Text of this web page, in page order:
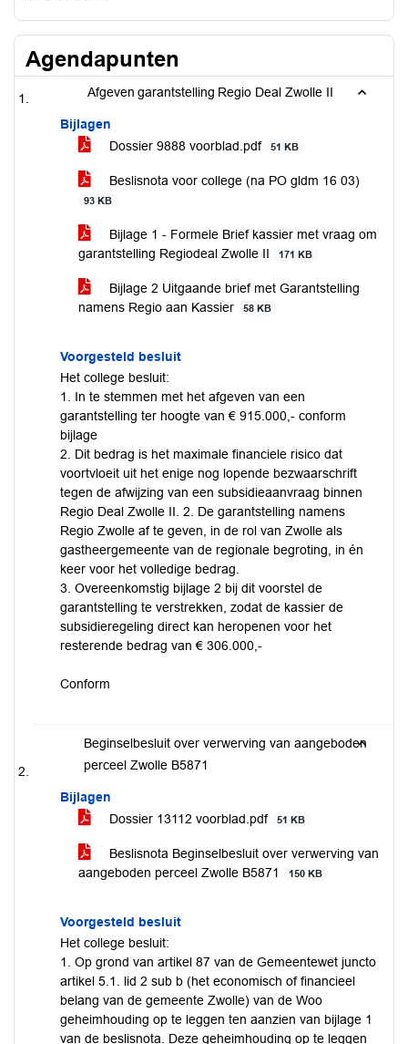
Agendapunten
Afgeven garantstelling Regio Deal Zwolle II
Bijlagen
Dossier 9888 voorblad.pdf
51 KB
Beslisnota voor college (na PO gldm 16 03)
93 KB
Bijlage 1 - Formele Brief kassier met vraag om
garantstelling Regiodeal Zwolle II
171 KB
Bijlage 2 Uitgaande brief met Garantstelling
namens Regio aan Kassier
58 KB
Voorgesteld besluit
Het college besluit:
1. In te stemmen met het afgeven van een
garantstelling ter hoogte van € 915.000,- conform
bijlage
2. Dit bedrag is het maximale financiele risico dat
voortvloeit uit het enige nog lopende bezwaarschrift
tegen de afwijzing van een subsidieaanvraag binnen
Regio Deal Zwolle II. 2. De garantstelling namens
Regio Zwolle af te geven, in de rol van Zwolle als
gastheergemeente van de regionale begroting, in én
keer voor het volledige bedrag.
3. Overeenkomstig bijlage 2 bij dit voorstel de
garantstelling te verstrekken, zodat de kassier de
subsidieregeling direct kan heropenen voor het
resterende bedrag van € 306.000,-
Conform
Beginselbesluit over verwerving van aangeboden
perceel Zwolle B5871
Bijlagen
Dossier 13112 voorblad.pdf
51 KB
Beslisnota Beginselbesluit over verwerving van
aangeboden perceel Zwolle B5871
150 KB
Voorgesteld besluit
Het college besluit:
1. Op grond van artikel 87 van de Gemeentewet juncto
artikel 5.1. lid 2 sub b (het economisch of financieel
belang van de gemeente Zwolle) van de Woo
geheimhouding op te leggen ten aanzien van bijlage 1
van de beslisnota. Deze geheimhouding op te leggen